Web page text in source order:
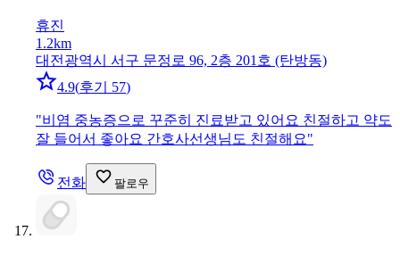
휴진
1.2km
대전광역시 서구 문정로 96, 2층 201호 (탄방동)
4.9(후기 57)
"비염 중농증으로 꾸준히 진료받고 있어요 친절하고 약도
잘 들어서 좋아요 간호사선생님도 친절해요"
전화 팔로우